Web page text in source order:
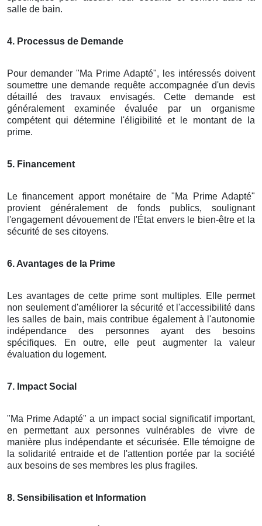
salle de bain.
4. Processus de Demande
Pour demander "Ma Prime Adapté", les intéressés doivent
soumettre une demande requête accompagnée d'un devis
détaillé des travaux envisagés. Cette demande est
généralement examinée évaluée par un organisme
compétent qui détermine l'éligibilité et le montant de la
prime.
5. Financement
Le financement apport monétaire de "Ma Prime Adapté"
provient généralement de fonds publics, soulignant
l'engagement dévouement de l'État envers le bien-être et la
sécurité de ses citoyens.
6. Avantages de la Prime
Les avantages de cette prime sont multiples. Elle permet
non seulement d'améliorer la sécurité et l'accessibilité dans
les salles de bain, mais contribue également à l'autonomie
indépendance des personnes ayant des besoins
spécifiques. En outre, elle peut augmenter la valeur
évaluation du logement.
7. Impact Social
"Ma Prime Adapté" a un impact social significatif important,
en permettant aux personnes vulnérables de vivre de
manière plus indépendante et sécurisée. Elle témoigne de
la solidarité entraide et de l'attention portée par la société
aux besoins de ses membres les plus fragiles.
8. Sensibilisation et Information